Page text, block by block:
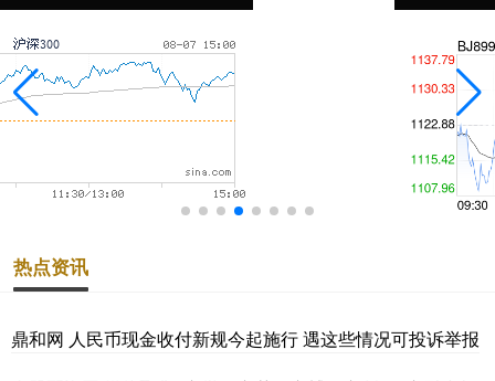
热点资讯
鼎和网 人民币现金收付新规今起施行 遇这些情况可投诉举报